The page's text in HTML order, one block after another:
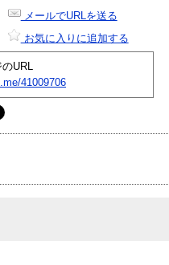
メールでURLを送る
お気に入りに追加する
URL
41009706